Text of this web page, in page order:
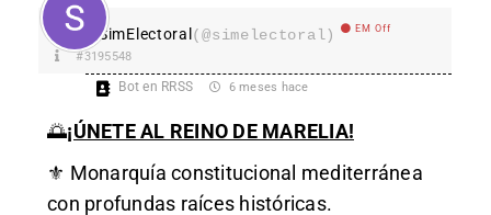
SimElectoral(@simelectoral) EM Off
#3195548
Bot en RRSS 6 meses hace
🌅¡ÚNETE AL REINO DE MARELIA!
⚜️ Monarquía constitucional mediterránea
con profundas raíces históricas.